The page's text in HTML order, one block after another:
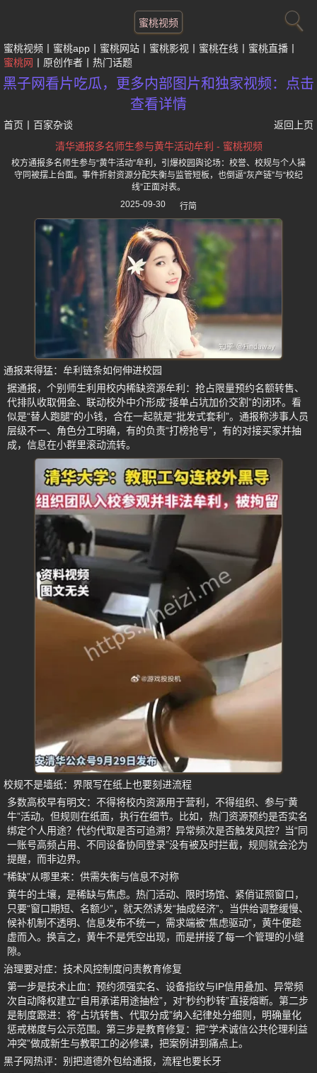
蜜桃视频
蜜桃视频 蜜桃app 蜜桃网站 蜜桃影视 蜜桃在线
蜜桃直播
蜜桃网
原创作者 热门话题
黑子网看片吃瓜，更多内部图片和独家视频：点击
查看详情
首页 百家杂谈
返回上页
清华通报多名师生参与黄牛活动牟利 - 蜜桃视频
校方通报多名师生参与“黄牛活动”牟利，引爆校园舆论场：校誉、校规与个人操
守同被摆上台面。事件折射资源分配失衡与监管短板，也倒逼“灰产链”与“校纪
线”正面对表。
2025-09-30
行简
通报来得猛：牟利链条如何伸进校园
据通报，个别师生利用校内稀缺资源牟利：抢占限量预约名额转售、
代排队收取佣金、联动校外中介形成“接单占坑加价交割”的闭环。看
似是“替人跑腿”的小钱，合在一起就是“批发式套利”。通报称涉事人员
层级不一、角色分工明确，有的负责“打榜抢号”，有的对接买家并抽
成，信息在小群里滚动流转。
校规不是墙纸：界限写在纸上也要刻进流程
多数高校早有明文：不得将校内资源用于营利，不得组织、参与“黄
牛”活动。但规则在纸面，执行在细节。比如，热门资源预约是否实名
绑定个人用途？代约代取是否可追溯？异常频次是否触发风控？当“同
一账号高频占用、不同设备协同登录”没有被及时拦截，规则就会沦为
提醒，而非边界。
“稀缺”从哪里来：供需失衡与信息不对称
黄牛的土壤，是稀缺与焦虑。热门活动、限时场馆、紧俏证照窗口，
只要“窗口期短、名额少”，就天然诱发“抽成经济”。当供给调整缓慢、
候补机制不透明、信息发布不统一，需求端被“焦虑驱动”，黄牛便趁
虚而入。换言之，黄牛不是凭空出现，而是拼接了每一个管理的小缝
隙。
治理要对症：技术风控制度问责教育修复
第一步是技术止血：预约须强实名、设备指纹与IP信用叠加、异常频
次自动降权建立“自用承诺用途抽检”，对“秒约秒转”直接熔断。第二步
是制度跟进：将“占坑转售、代取分成”纳入纪律处分细则，明确量化
惩戒梯度与公示范围。第三步是教育修复：把“学术诚信公共伦理利益
冲突”做成新生与教职工的必修课，把案例讲到痛点上。
黑子网热评：别把道德外包给通报，流程也要长牙